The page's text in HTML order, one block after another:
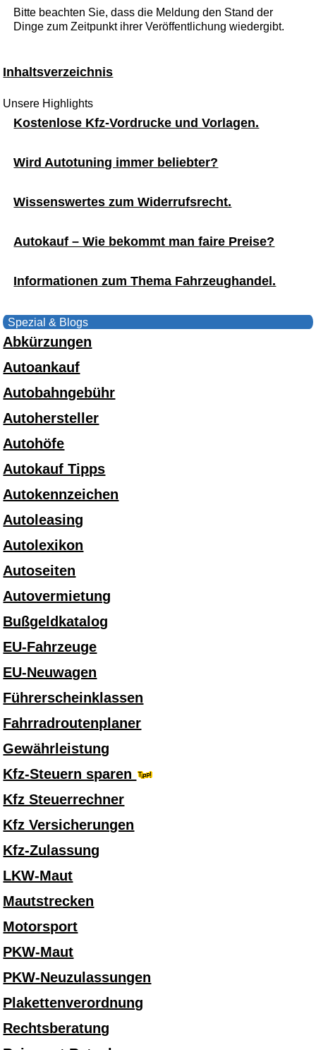
Bitte beachten Sie, dass die Meldung den Stand der
Dinge zum Zeitpunkt ihrer Veröffentlichung wiedergibt.
Inhaltsverzeichnis
Unsere Highlights
Kostenlose Kfz-Vordrucke und Vorlagen.
Wird Autotuning immer beliebter?
Wissenswertes zum Widerrufsrecht.
Autokauf – Wie bekommt man faire Preise?
Informationen zum Thema Fahrzeughandel.
Spezial & Blogs
Abkürzungen
Autoankauf
Autobahngebühr
Autohersteller
Autohöfe
Autokauf Tipps
Autokennzeichen
Autoleasing
Autolexikon
Autoseiten
Autovermietung
Bußgeldkatalog
EU-Fahrzeuge
EU-Neuwagen
Führerscheinklassen
Fahrradroutenplaner
Gewährleistung
Kfz-Steuern sparen
Kfz Steuerrechner
Kfz Versicherungen
Kfz-Zulassung
LKW-Maut
Mautstrecken
Motorsport
PKW-Maut
PKW-Neuzulassungen
Plakettenverordnung
Rechtsberatung